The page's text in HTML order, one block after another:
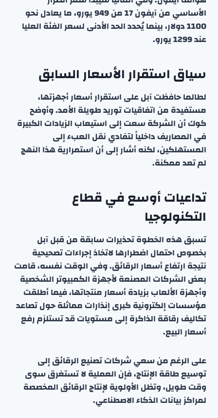
الأساسي من آيفون 17 من 949 يورو، ما يعادل نحو
1100 دولار، بينما يُحدد الحد الأدنى لسعر الفئة العليا
عند 1299 يورو.
سياق استقرار الأسعار السابق
لطالما حافظت آبل على استقرار أسعار أجهزتها،
مستفيدة من اتفاقيات توريد طويلة الأمد. وأوضح
كوك أن الشركة سعت إلى استيعاب الزيادات الكبيرة
في المصاريف داخلياً لتفادي نقل العبء إلى
المستهلكين، لكنه أشار إلى أن استمرارية هذا النهج
لم تعد ممكنة.
تداعيات أوسع في قطاع
التكنولوجيا
تسبق هذه الخطوة تحذيرات سابقة من قبل آبل
بخصوص احتمال اضطرارها لاتخاذ إجراءات تصحيحية
نتيجة ارتفاع أسعار الرقائق. وفي الوقت نفسه، قامت
بعض الشركات المصنعة لأجهزة الكمبيوتر الشخصية
وأجهزة الألعاب بزيادة أسعار منتجاتها، فيما أطلقت
مؤسسات إلكترونية كبرى إنذارات مماثلة حول تصاعد
تكاليف رقاقة الذاكرة إلى مستويات قد تستلزم رفع
أسعار البيع.
على الرغم من سعي شركات تصنيع الرقائق إلى
توسيع طاقة الإنتاج، فإن العملية لا تستغرق سوى
وقت طويل، وتظل الأولوية لإنتاج الرقائق المخصصة
لمراكز بيانات الذكاء الاصطناعي.